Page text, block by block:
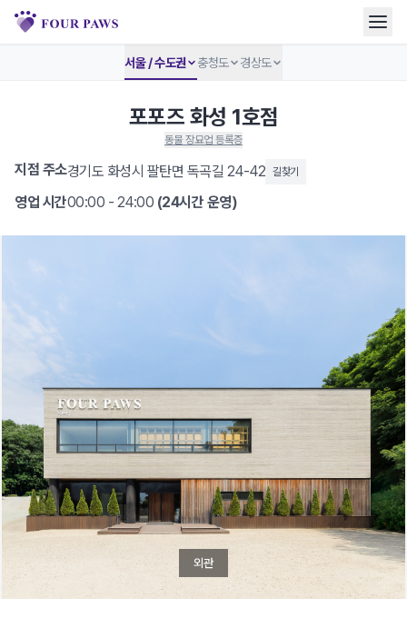
서울 / 수도권 충청도 경상도
포포즈 화성 1호점
동물 장묘업 등록증
지점 주소경기도 화성시 팔탄면 독곡길 24-42 길찾기
영업 시간00:00 - 24:00 (24시간 운영)
외관